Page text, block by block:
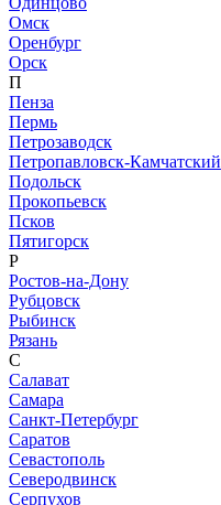
Омск
Оренбург
Орск
П
Пенза
Пермь
Петрозаводск
Петропавловск-Камчатский
Подольск
Прокопьевск
Псков
Пятигорск
Р
Ростов-на-Дону
Рубцовск
Рыбинск
Рязань
С
Салават
Самара
Санкт-Петербург
Саратов
Севастополь
Северодвинск
Серпухов